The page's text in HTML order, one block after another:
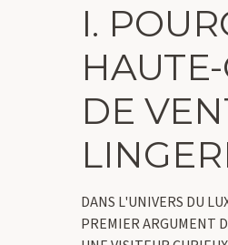
I.
DE
DANS L'UNIVERS DU
PREMIER ARGUMENT